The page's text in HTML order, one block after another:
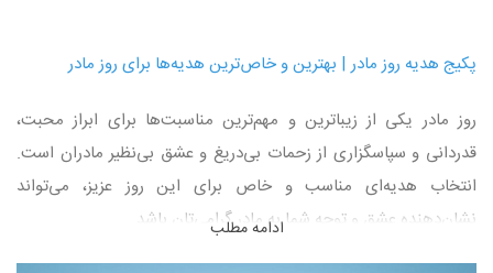
پکیج هدیه روز مادر | بهترین و خاص‌ترین هدیه‌ها برای روز مادر
روز مادر یکی از زیباترین و مهم‌ترین مناسبت‌ها برای ابراز محبت،
قدردانی و سپاسگزاری از زحمات بی‌دریغ و عشق بی‌نظیر مادران است.
انتخاب هدیه‌ای مناسب و خاص برای این روز عزیز، می‌تواند
نشان‌دهنده عشق و توجه شما به مادر گرامی‌تان باشد.
ادامه مطلب